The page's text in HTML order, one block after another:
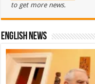
to get more news.
English News